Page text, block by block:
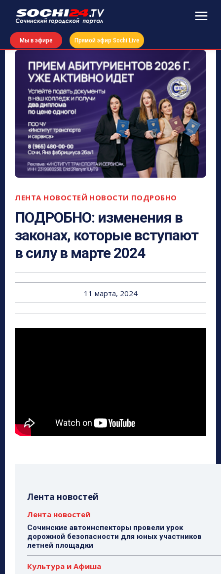
Мы в эфире Прямой эфир Sochi Live
ЛЕНТА НОВОСТЕЙ НОВОСТИ ПОДРОБНО
ПОДРОБНО: изменения в
законах, которые вступают
в силу в марте 2024
11 марта, 2024
Лента новостей
Лента новостей
Сочинские автоинспекторы провели урок
дорожной безопасности для юных участников
летней площадки
Культура и Афиша